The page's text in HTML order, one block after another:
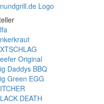
Original
Daddys BBQ
Green EGG
DEATH